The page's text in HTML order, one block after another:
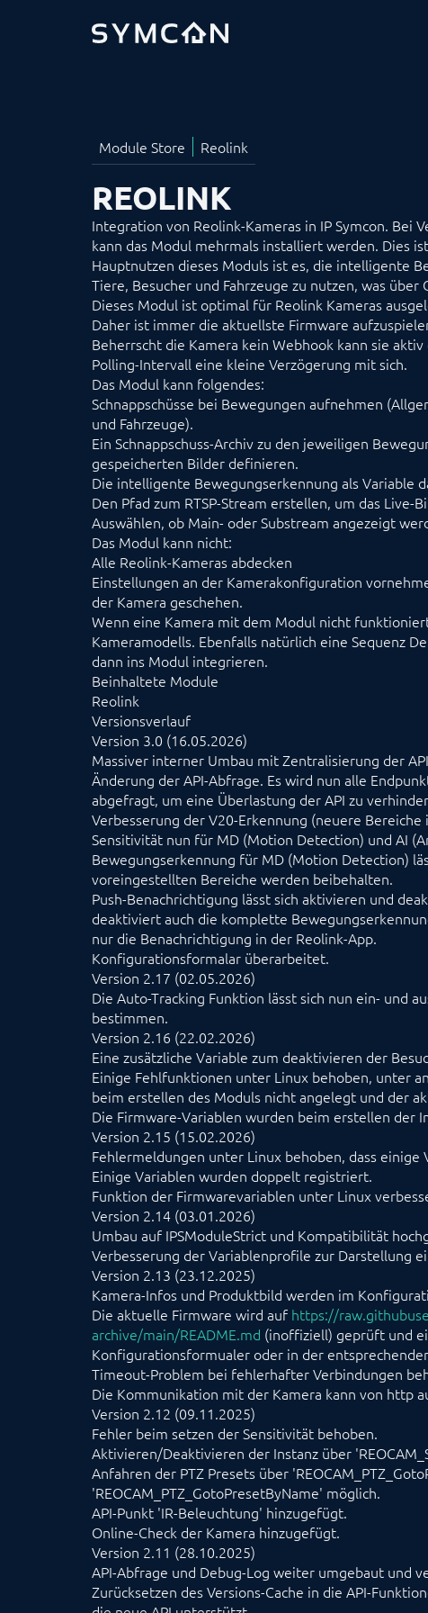
REOLINK
Integration von Reolink-Kameras in IP Symcon. Bei
kann das Modul mehrmals installiert werden. Dies
Hauptnutzen dieses Moduls ist es, die intelligente
Tiere, Besucher und Fahrzeuge zu nutzen, was
Dieses Modul ist optimal für Reolink Kameras
Daher ist immer die aktuellste Firmware
Beherrscht die Kamera kein Webhook kann sie
Polling-Intervall eine kleine Verzögerung mit sich.
Das Modul kann folgendes:
Schnappschüsse bei Bewegungen aufnehmen
und Fahrzeuge).
Ein Schnappschuss-Archiv zu den jeweiligen
gespeicherten Bilder definieren.
Die intelligente Bewegungserkennung als Variable
Den Pfad zum RTSP-Stream erstellen, um das Live-
Auswählen, ob Main- oder Substream angezeigt
Das Modul kann nicht:
Alle Reolink-Kameras abdecken
Einstellungen an der Kamerakonfiguration
der Kamera geschehen.
Wenn eine Kamera mit dem Modul nicht
Kameramodells. Ebenfalls natürlich eine Sequenz
dann ins Modul integrieren.
Beinhaltete Module
Reolink
Versionsverlauf
Version 3.0 (16.05.2026)
Massiver interner Umbau mit Zentralisierung der
Änderung der API-Abfrage. Es wird nun alle
abgefragt, um eine Überlastung der API zu
Verbesserung der V20-Erkennung (neuere Bereiche
Sensitivität nun für MD (Motion Detection) und AI
Bewegungserkennung für MD (Motion Detection)
voreingestellten Bereiche werden beibehalten.
Push-Benachrichtigung lässt sich aktivieren und
deaktiviert auch die komplette
nur die Benachrichtigung in der Reolink-App.
Konfigurationsformalar überarbeitet.
Version 2.17 (02.05.2026)
Die Auto-Tracking Funktion lässt sich nun ein- und
bestimmen.
Version 2.16 (22.02.2026)
Eine zusätzliche Variable zum deaktivieren der
Einige Fehlfunktionen unter Linux behoben, unter
beim erstellen des Moduls nicht angelegt und der
Die Firmware-Variablen wurden beim erstellen der
Version 2.15 (15.02.2026)
Fehlermeldungen unter Linux behoben, dass einige
Einige Variablen wurden doppelt registriert.
Funktion der Firmwarevariablen unter Linux
Version 2.14 (03.01.2026)
Umbau auf IPSModuleStrict und Kompatibilität
Verbesserung der Variablenprofile zur Darstellung
Version 2.13 (23.12.2025)
Kamera-Infos und Produktbild werden im
Die aktuelle Firmware wird auf https://
archive/main/README.md (inoffiziell) geprüft und
Konfigurationsformualer oder in der
Timeout-Problem bei fehlerhafter Verbindungen
Die Kommunikation mit der Kamera kann von http
Version 2.12 (09.11.2025)
Fehler beim setzen der Sensitivität behoben.
Aktivieren/Deaktivieren der Instanz über
Anfahren der PTZ Presets über
'REOCAM_PTZ_GotoPresetByName' möglich.
API-Punkt 'IR-Beleuchtung' hinzugefügt.
Online-Check der Kamera hinzugefügt.
Version 2.11 (28.10.2025)
API-Abfrage und Debug-Log weiter umgebaut und
Zurücksetzen des Versions-Cache in die API-